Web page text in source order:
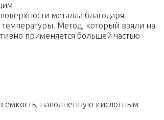
металла благодаря
Метод, который взяли на
применяется большей частью
ёмкость, наполненную кислотным